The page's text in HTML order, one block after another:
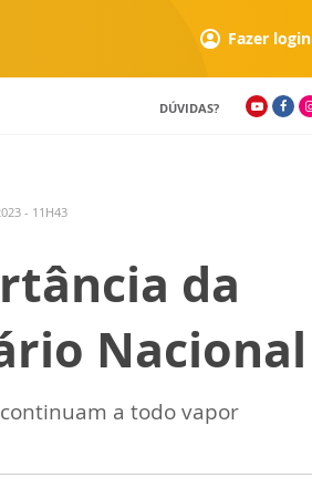
Fazer login
DÚVIDAS?
- 11H43
da
Nacional
a todo vapor